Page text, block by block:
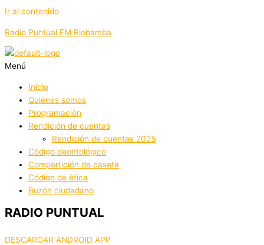
Ir al contenido
Radio Puntual FM Riobamba
Menú
Inicio
Quienes somos
Programación
Rendición de cuentas
Rendición de cuentas 2025
Código deontológico
Compartición de caseta
Código de ética
Buzón ciudadano
RADIO PUNTUAL
DESCARGAR ANDROID APP